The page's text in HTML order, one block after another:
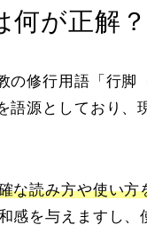
が正解
の修行用語「行
源としており
な読み方や使い方
感を与えますし